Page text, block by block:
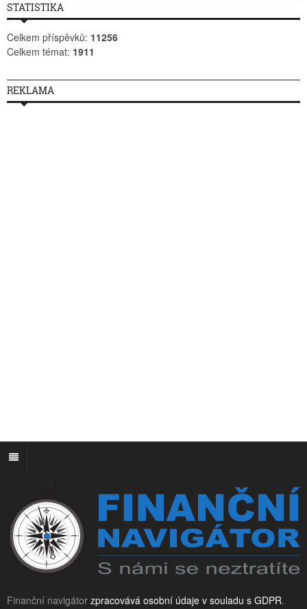
STATISTIKA
Celkem příspěvků: 11256
Celkem témat: 1911
REKLAMA
Finanční navigátor zpracovává osobní údaje v souladu s GDPR.